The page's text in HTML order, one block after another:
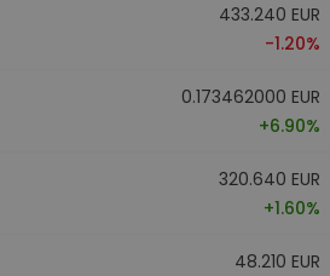
433.240 EUR
-1.20%
0.173462000 EUR
+6.90%
320.640 EUR
+1.60%
48.210 EUR